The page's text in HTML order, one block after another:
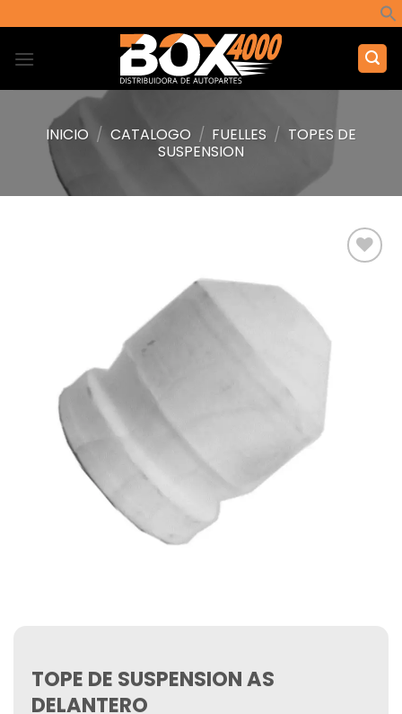
al
contenido
INICIO / CATALOGO / FUELLES / TOPES DE
SUSPENSION
TOPE DE SUSPENSION AS
DELANTERO